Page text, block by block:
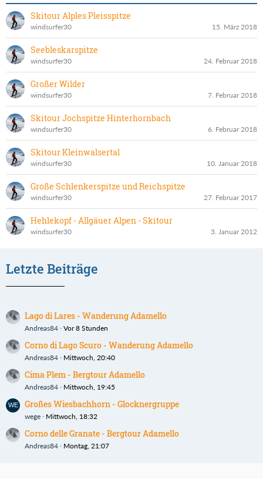
Skitour Alples Pleisspitze
windsurfer30 15. März 2018
Seebleskarspitze
windsurfer30 24. Februar 2018
Großer Wilder
windsurfer30 7. Februar 2018
Skitour Jochspitze Hinterhornbach
windsurfer30 6. Februar 2018
Skitour Kleinwalsertal
windsurfer30 10. Januar 2018
Große Schlenkerspitze und Reichspitze
windsurfer30 27. Februar 2017
Hehlekopf - Allgäuer Alpen - Skitour
windsurfer30 3. Januar 2012
Letzte Beiträge
Lago di Lares - Wanderung Adamello
Andreas84 Vor 8 Stunden
Corno di Lago Scuro - Wanderung Adamello
Andreas84 Mittwoch, 20:40
Cima Plem - Bergtour Adamello
Andreas84 Mittwoch, 19:45
Großes Wiesbachhorn - Glocknergruppe
wege Mittwoch, 18:32
Corno delle Granate - Bergtour Adamello
Andreas84 Montag, 21:07